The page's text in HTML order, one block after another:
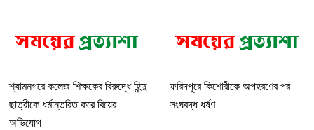
শ্যামনগরে কলেজ শিক্ষকের বিরুদ্ধে হিন্দু
ছাত্রীকে ধর্মান্তরিত করে বিয়ের
অভিযোগ
ফরিদপুরে কিশোরীকে অপহরণের পর
সংঘবদ্ধ ধর্ষণ